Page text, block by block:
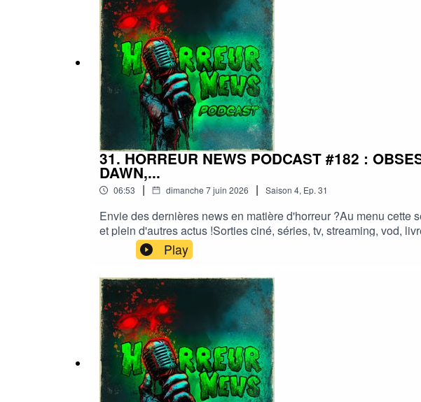
31. HORREUR NEWS PODCAST #182 :
DAWN,...
06:53 | dimanche 7 juin 2026 | Saison 4, Ep. 31
Envie des dernières news en matière d'horreur ?Au menu
et plein d'autres actus !Sorties ciné, séries, tv, streaming, vod,
Horreur news podcastMe soutenir via Tipeee : https://
#podcast #streaming #horreurfrance #film #horreur
Play